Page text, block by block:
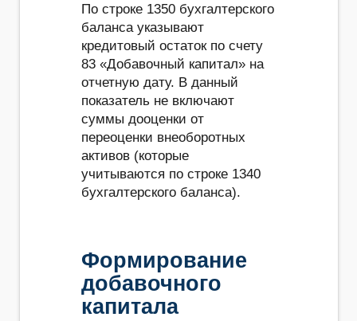
По строке 1350 бухгалтерского
баланса указывают
кредитовый остаток по счету
83 «Добавочный капитал» на
отчетную дату. В данный
показатель не включают
суммы дооценки от
переоценки внеоборотных
активов (которые
учитываются по строке 1340
бухгалтерского баланса).
Формирование
добавочного
капитала